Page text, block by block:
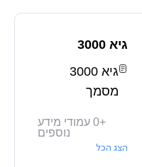
גיא 3000
גיא 3000
מסמך
+
0 עמודי מידע
נוספים
הצג הכל